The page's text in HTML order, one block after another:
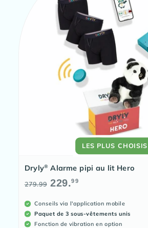
Dryly® Alarme pipi au lit Hero
Prix
279.99 Prix
229.99
LES PLUS CHOISIS
Conseils via l'application mobile
Paquet de 3 sous-vêtements unis
Fonction de vibration en option